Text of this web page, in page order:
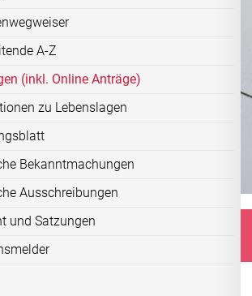
A-Z
(inkl. Online Anträge)
zu Lebenslagen
Bekanntmachungen
Ausschreibungen
und Satzungen